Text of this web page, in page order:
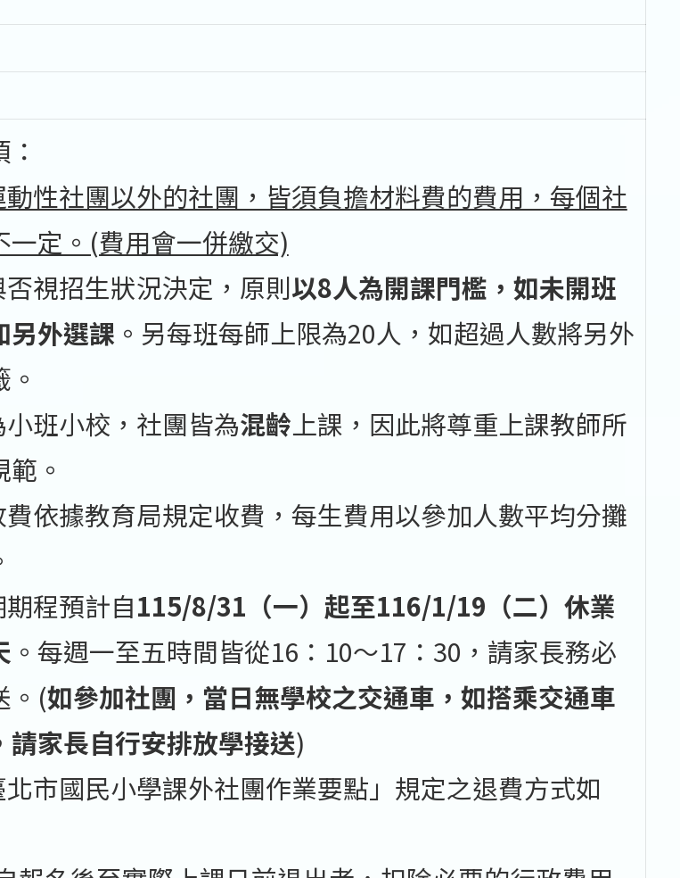
動性社團以外的社團，皆須負擔材料費的費用，每個社
一定。(費用會一併繳交)
視招生狀況決定，原則以8人為開課門檻，如未開班
另外選課 。另每班每師上限為20人，如超過人數將另外
班小校，社團皆為混齡上課，因此將尊重上課教師所
。
依據教育局規定收費，每生費用以參加人數平均分攤
程預計自115/8/31（一）起至116/1/19（二）休業
。每週一至五時間皆從16：10〜17：30，請家長務必
。(如參加社團，當日無學校之交通車，如搭乘交通車
請家長自行安排放學接送)
市國民小學課外社團作業要點」規定之退費方式如